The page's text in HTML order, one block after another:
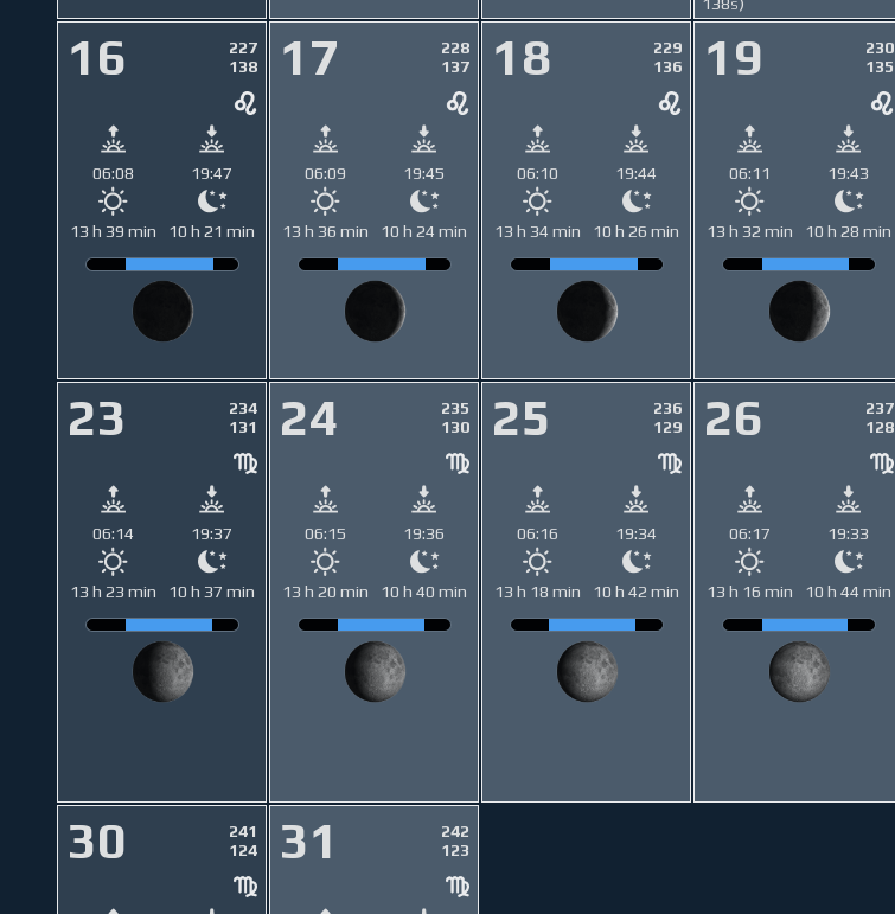
16
227
138
06:08 19:47
13 h 39 min 10 h 21 min
17
228
137
06:09 19:45
13 h 36 min 10 h 24 min
18
229
136
06:10 19:44
13 h 34 min 10 h 26 min
19
230
135
06:11 19:43
13 h 32 min 10 h 28 min
23
234
131
06:14 19:37
13 h 23 min 10 h 37 min
24
235
130
06:15 19:36
13 h 20 min 10 h 40 min
25
236
129
06:16 19:34
13 h 18 min 10 h 42 min
26
237
128
06:17 19:33
13 h 16 min 10 h 44 min
30
241
124
31
242
123